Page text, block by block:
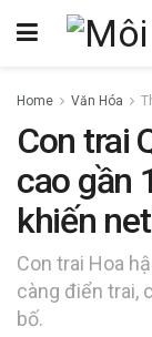
Home Văn Hóa
Con trai
cao gần
khiến
Con trai Hoa
càng điển trai,
bố.